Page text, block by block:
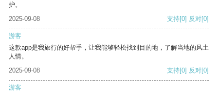
护。
2025-09-08
支持[0] 反对[0]
游客
这款app是我旅行的好帮手，让我能够轻松找到目的地，了解当地的风土
人情。
2025-09-08
支持[0] 反对[0]
游客